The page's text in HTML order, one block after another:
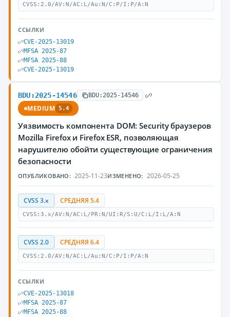
CVSS:2.0/AV:N/AC:L/Au:N/C:P/I:P/A:N
ССЫЛКИ
CVE-2025-13019
MFSA 2025-87
MFSA 2025-88
CVE-2025-13019
BDU:2025-14546 BDU:2025-14546
MEDIUM 5.4
Уязвимость компонента DOM: Security браузеров
Mozilla Firefox и Firefox ESR, позволяющая
нарушителю обойти существующие ограничения
безопасности
ОПУБЛИКОВАНО: 2025-11-23ИЗМЕНЕНО: 2026-05-25
CVSS 3.x СРЕДНЯЯ 5.4
CVSS:3.x/AV:N/AC:L/PR:N/UI:R/S:U/C:L/I:L/A:N
CVSS 2.0 СРЕДНЯЯ 6.4
CVSS:2.0/AV:N/AC:L/Au:N/C:P/I:P/A:N
ССЫЛКИ
CVE-2025-13018
MFSA 2025-87
MFSA 2025-88